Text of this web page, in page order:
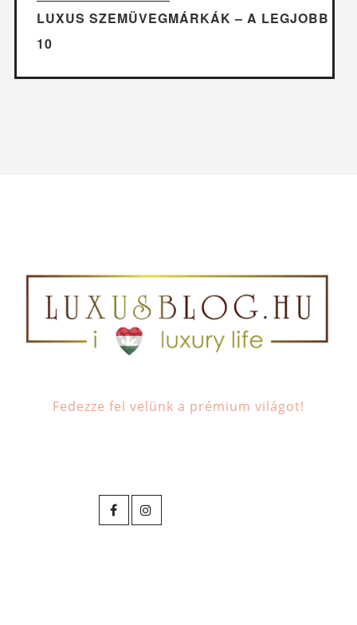
LUXUS SZEMÜVEGMÁRKÁK – A LEGJOBB
10
Fedezze fel velünk a prémium világot!